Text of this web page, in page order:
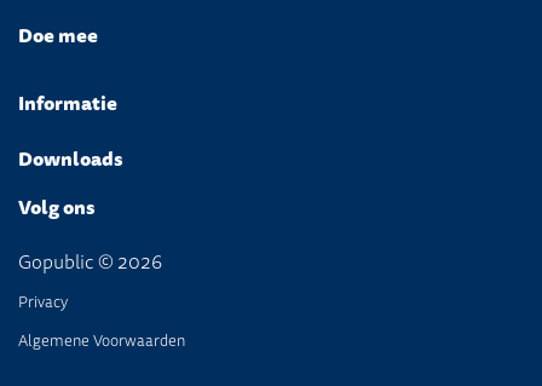
Doe mee
Informatie
Downloads
Volg ons
Gopublic © 2026
Privacy
Algemene Voorwaarden